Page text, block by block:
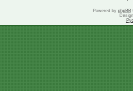
Powered by phpBB